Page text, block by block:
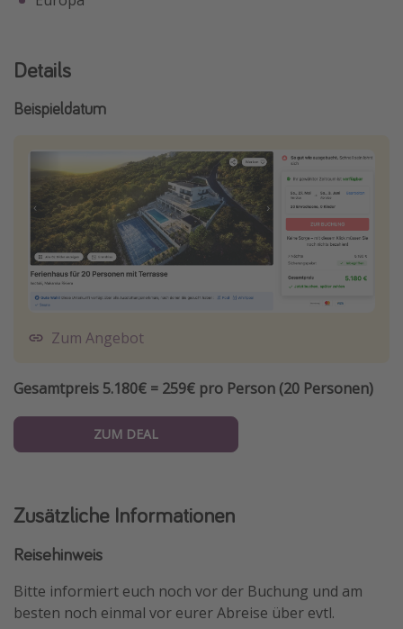
Details
Beispieldatum
Zum Angebot
Gesamtpreis 5.180€ = 259€ pro Person (20 Personen)
ZUM DEAL
Zusätzliche Informationen
Reisehinweis
Bitte informiert euch noch vor der Buchung und am
besten noch einmal vor eurer Abreise über evtl.